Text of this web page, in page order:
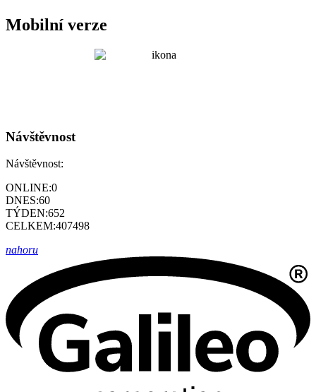
Mobilní verze
Návštěvnost
Návštěvnost:
ONLINE:0
DNES:60
TÝDEN:652
CELKEM:407498
nahoru